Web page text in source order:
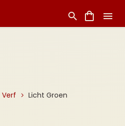
Verf Licht Groen